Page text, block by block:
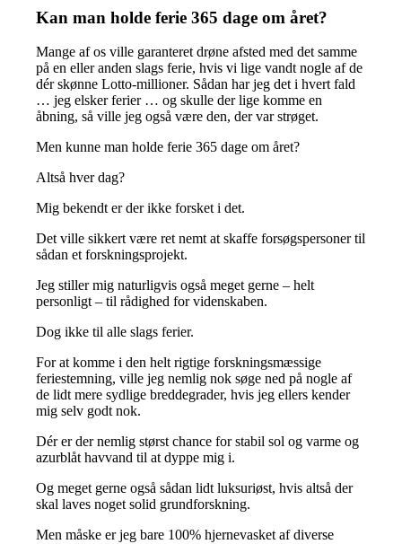
Kan man holde ferie 365 dage om året?
Mange af os ville garanteret drøne afsted med det samme
på en eller anden slags ferie, hvis vi lige vandt nogle af de
dér skønne Lotto-millioner. Sådan har jeg det i hvert fald
… jeg elsker ferier … og skulle der lige komme en
åbning, så ville jeg også være den, der var strøget.
Men kunne man holde ferie 365 dage om året?
Altså hver dag?
Mig bekendt er der ikke forsket i det.
Det ville sikkert være ret nemt at skaffe forsøgspersoner til
sådan et forskningsprojekt.
Jeg stiller mig naturligvis også meget gerne – helt
personligt – til rådighed for videnskaben.
Dog ikke til alle slags ferier.
For at komme i den helt rigtige forskningsmæssige
feriestemning, ville jeg nemlig nok søge ned på nogle af
de lidt mere sydlige breddegrader, hvis jeg ellers kender
mig selv godt nok.
Dér er der nemlig størst chance for stabil sol og varme og
azurblåt havvand til at dyppe mig i.
Og meget gerne også sådan lidt luksuriøst, hvis altså der
skal laves noget solid grundforskning.
Men måske er jeg bare 100% hjernevasket af diverse